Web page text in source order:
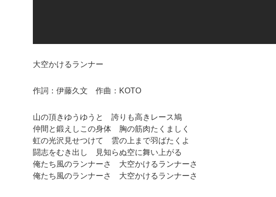
大空かけるランナー
作詞：伊藤久文 作曲：KOTO
山の頂きゆうゆうと 誇りも高きレース鳩
仲間と鍛えしこの身体 胸の筋肉たくましく
虹の光沢見せつけて 雲の上まで羽ばたくよ
闘志をむき出し 見知らぬ空に舞い上がる
俺たち風のランナーさ 大空かけるランナーさ
俺たち風のランナーさ 大空かけるランナーさ